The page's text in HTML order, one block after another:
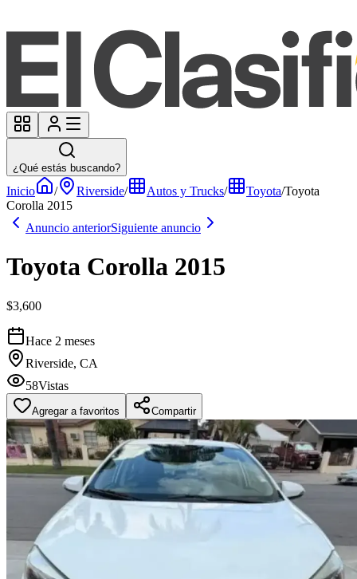
¿Qué estás buscando?
Inicio / Riverside/ Autos y Trucks/ Toyota/Toyota
Corolla 2015
Anuncio anteriorSiguiente anuncio
Toyota Corolla 2015
$3,600
Hace 2 meses
Riverside, CA
58Vistas
Agregar a favoritos Compartir